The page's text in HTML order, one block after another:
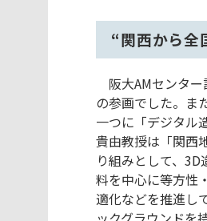
“関西から全
阪大AMセンター
の参画でした。ま
一つに「デジタル
貴由教授は「関西
り組みとして、
料を中心に等方性
適化などを推進し